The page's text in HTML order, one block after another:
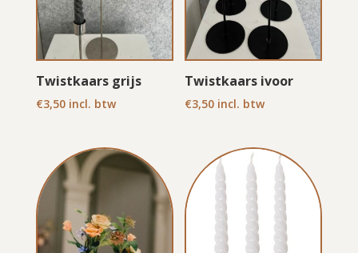
Twistkaars grijs
€3,50 incl. btw
Twistkaars ivoor
€3,50 incl. btw